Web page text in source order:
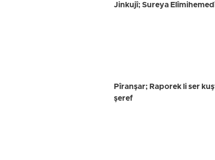
Jinkujî; Sureya
Pîranşar; Raporek li ser
şeref